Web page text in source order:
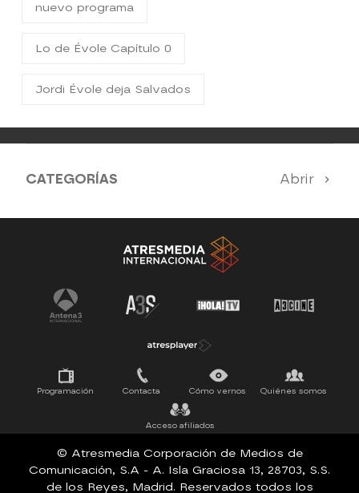
nuevo programa
Lo de Évole Capítulo 0
Jordi Évole deja Salvados
CATEGORÍAS Abrir
Antena 3 Noticias El Hormiguero
Tu cara me suena Pasapalabra
Programación Contacta Cómo vernos Quiénes somos
Acceso afiliados
© Atresmedia Corporación de Medios de
Comunicación, S.A - A. Isla Graciosa 13, 28703, S.S.
de los Reyes, Madrid. Reservados todos los